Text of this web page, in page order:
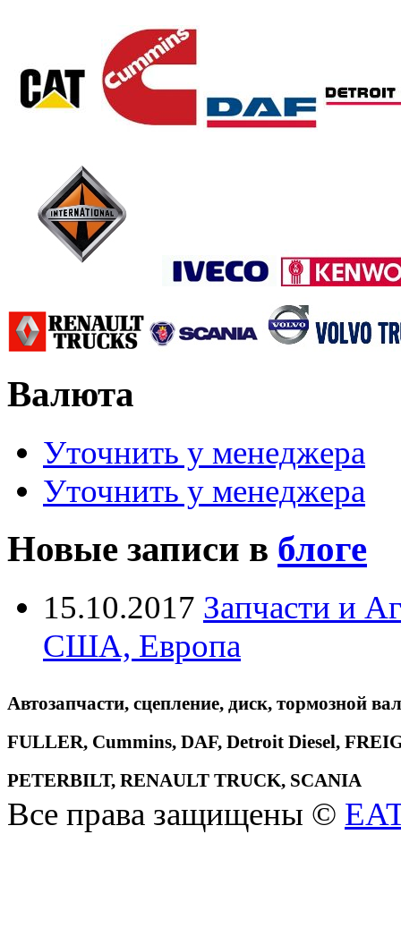
Валюта
Уточнить у менеджера
Уточнить у менеджера
Новые записи в блоге
15.10.2017 Запчасти и
США, Европа
Автозапчасти, сцепление, диск, тормозной
FULLER, Cummins, DAF, Detroit Diesel,
PETERBILT, RENAULT TRUCK, SCANIA
Все права защищены ©